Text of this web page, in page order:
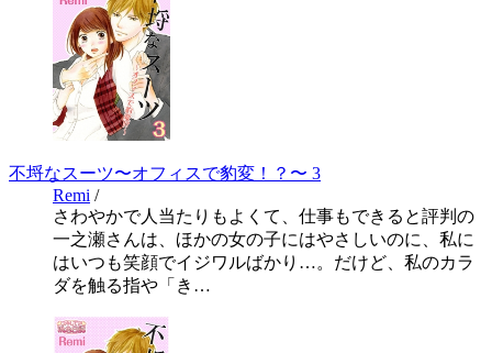
不埒なスーツ〜オフィスで豹変！？〜 3
Remi /
さわやかで人当たりもよくて、仕事もできると評判の
一之瀬さんは、ほかの女の子にはやさしいのに、私に
はいつも笑顔でイジワルばかり…。だけど、私のカラ
ダを触る指や「き…